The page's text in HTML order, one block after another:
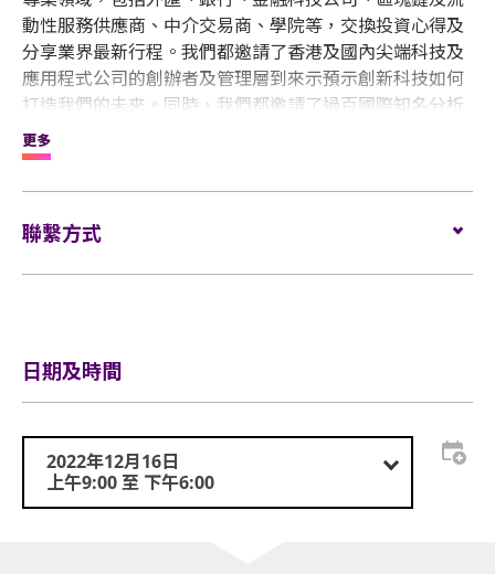
動性服務供應商、中介交易商、學院等，交換投資心得及
分享業界最新行程。我們都邀請了香港及國內尖端科技及
應用程式公司的創辦者及管理層到來示預示創新科技如何
打造我們的未來。同時，我們都邀請了過百國際知名分析
師及人氣教練分享寶貴的策略及心得。
領先並具權威及公信力的金融展覽品牌。是次活動有超過
更多
聯繫方式
電話:
日期及時間
2022年12月16日
上午9:00 至 下午6:00